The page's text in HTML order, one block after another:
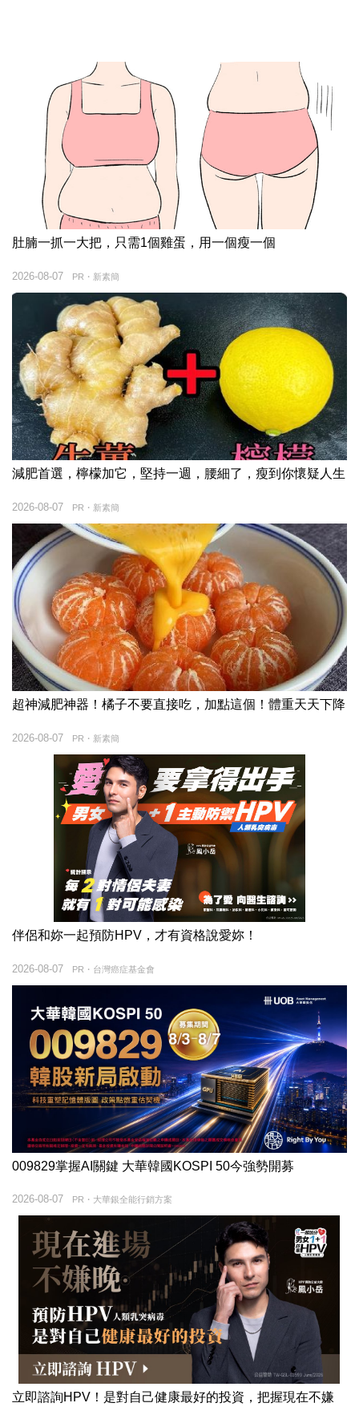
肚腩一抓一大把，只需1個雞蛋，用一個瘦一個
PR・新素簡
2026-08-07
減肥首選，檸檬加它，堅持一週，腰細了，瘦到你懷疑人生
PR・新素簡
2026-08-07
超神減肥神器！橘子不要直接吃，加點這個！體重天天下降
PR・新素簡
2026-08-07
伴侶和妳一起預防HPV，才有資格說愛妳！
PR・台灣癌症基金會
2026-08-07
009829掌握AI關鍵 大華韓國KOSPI 50今強勢開募
PR・大華銀全能行銷方案
2026-08-07
立即諮詢HPV！是對自己健康最好的投資，把握現在不嫌